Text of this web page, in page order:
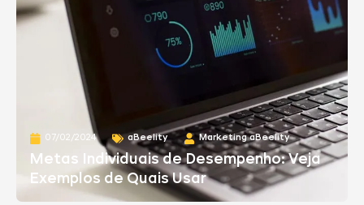
07/02/2024 aBeelity Marketing aBeelity
Metas Individuais de Desempenho: Veja
Exemplos de Quais Usar